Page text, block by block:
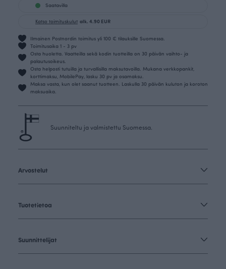
Saatavilla
Katso toimituskulut alk. 4.90 EUR
Ilmainen Postnordin toimitus yli 100 € tilauksille Suomessa.
Toimitusaika 1 - 3 pv
Osta huoletta. Vaatteilla sekä kodin tuotteilla on 30 päivän vaihto- ja
palautusoikeus.
Osta helposti tutuilla ja turvallisilla maksutavoilla. Mukana verkkopankit,
korttimaksu, MobilePay, lasku 30 pv ja osamaksu.
Maksa vasta, kun olet saanut tuotteen. Laskulla 30 päivän kuluton ja koroton
maksuaika.
Suunniteltu ja valmistettu Suomessa.
Arvostelut
Tuotetietoa
Suunnittelijat